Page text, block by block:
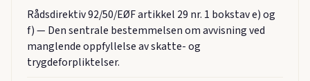
Rådsdirektiv 92/50/EØF artikkel 29 nr. 1 bokstav e) og
f) — Den sentrale bestemmelsen om avvisning ved
manglende oppfyllelse av skatte- og
trygdeforpliktelser.